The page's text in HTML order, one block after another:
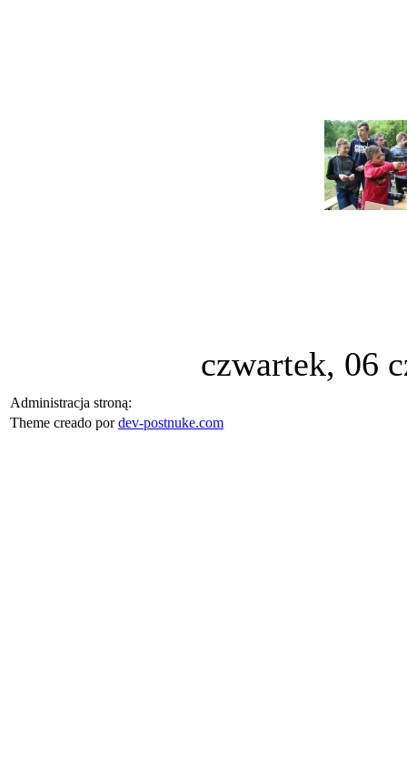
czwartek, 06
Administracja stroną:
Theme creado pordev-postnuke.com